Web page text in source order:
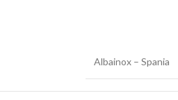
Albainox – Spania